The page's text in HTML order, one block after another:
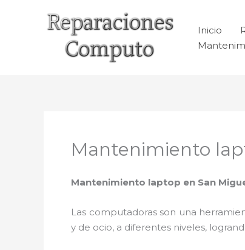
Inicio
Mantenimiento
Mantenimiento laptop en San
Las computadoras son una
y de ocio, a diferentes niveles,